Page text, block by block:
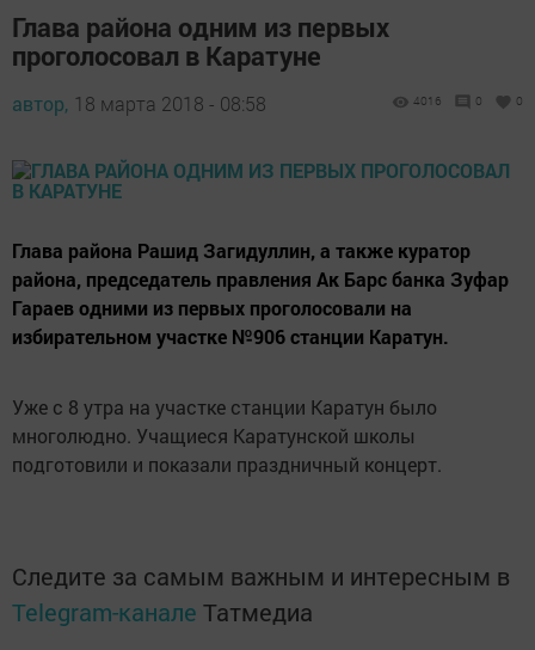
Глава района одним из первых
проголосовал в Каратуне
автор, 18 марта 2018 - 08:58 4016 0 0
Глава района Рашид Загидуллин, а также куратор
района, председатель правления Ак Барс банка Зуфар
Гараев одними из первых проголосовали на
избирательном участке №906 станции Каратун.
Уже с 8 утра на участке станции Каратун было
многолюдно. Учащиеся Каратунской школы
подготовили и показали праздничный концерт.
Следите за самым важным и интересным в
Telegram-канале Татмедиа